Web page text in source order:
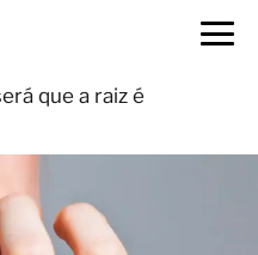
que a raiz é